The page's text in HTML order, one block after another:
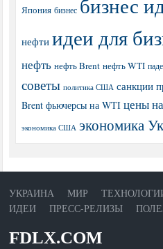
Япония бизнес бизнес
нефти идеи для
нефть нефть Brent нефть WTI
советы политика США санкции
Brent фьючерсы на WTI цены
экономика США экономика
УКРАИНА МИР
ИДЕИ
ПРЕСС-РЕЛИЗЫ
FDLX.COM